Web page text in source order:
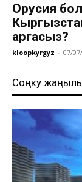
Орусия
аргасыз?
kloopkyrgyz - 07/
Соңку